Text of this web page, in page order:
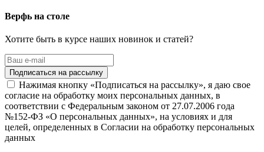
Верфь на столе
Хотите быть в курсе наших новинок и статей?
Нажимая кнопку «Подписаться на рассылку», я даю свое
согласие на обработку моих персональных данных, в
соответствии с Федеральным законом от 27.07.2006 года
№152-ФЗ «О персональных данных», на условиях и для
целей, определенных в Согласии на обработку персональных
данных